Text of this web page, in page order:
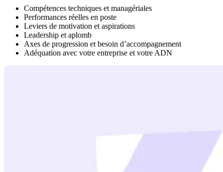
Compétences techniques et managériales
Performances réelles en poste
Leviers de motivation et aspirations
Leadership et aplomb
Axes de progression et besoin d’accompagnement
Adéquation avec votre entreprise et votre ADN